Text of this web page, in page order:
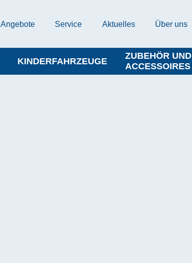
Angebote Service Aktuelles Über uns
KINDERFAHRZEUGE
ZUBEHÖR UND
ACCESSOIRES